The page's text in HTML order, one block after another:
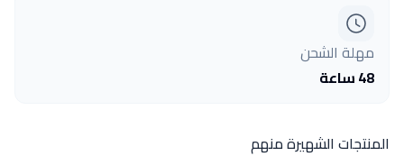
مهلة الشحن
48 ساعة
المنتجات الشهيرة منهم